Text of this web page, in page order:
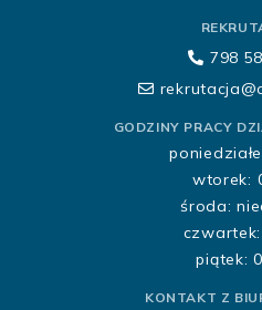
798
GODZINY PRACY
wtorek:
środa:
piątek:
KONTAKT Z